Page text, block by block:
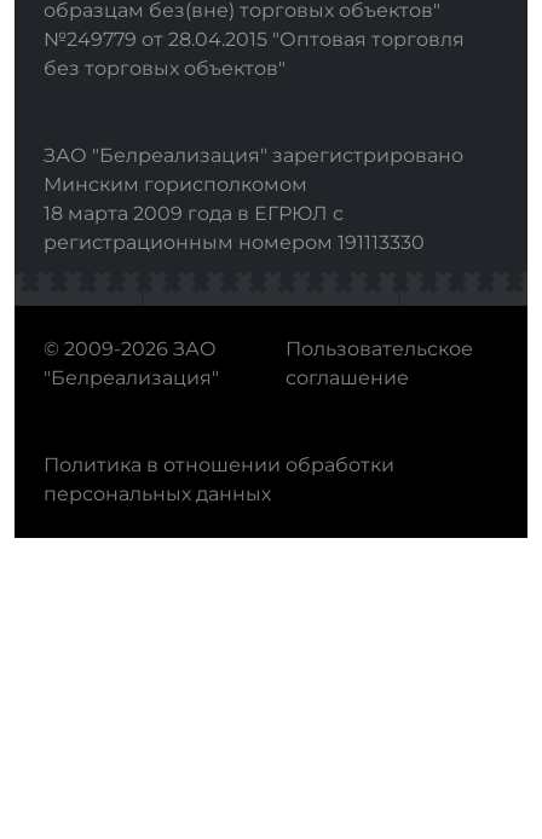
образцам без(вне) торговых объектов"
№249779 от 28.04.2015 "Оптовая торговля
без торговых объектов"
ЗАО "Белреализация" зарегистрировано
Минским горисполкомом
18 марта 2009 года в ЕГРЮЛ с
регистрационным номером 191113330
© 2009-2026 ЗАО
"Белреализация"
Пользовательское
соглашение
Политика в отношении обработки
персональных данных